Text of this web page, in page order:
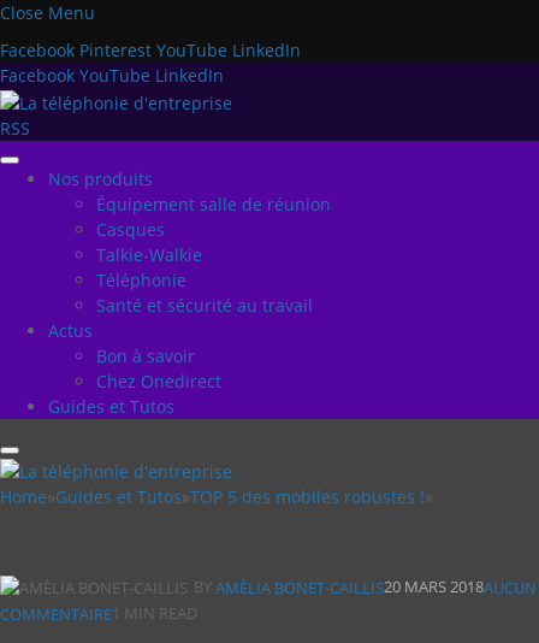
Close Menu
Facebook Pinterest YouTube LinkedIn
Facebook YouTube LinkedIn
RSS
Nos produits
Équipement salle de réunion
Casques
Talkie-Walkie
Téléphonie
Santé et sécurité au travail
Actus
Bon à savoir
Chez Onedirect
Guides et Tutos
Home»Guides et Tutos»TOP 5 des mobiles robustes !»
BYAMÈLIA BONET-CAILLIS20 MARS 2018AUCUN
COMMENTAIRE1 MIN READ